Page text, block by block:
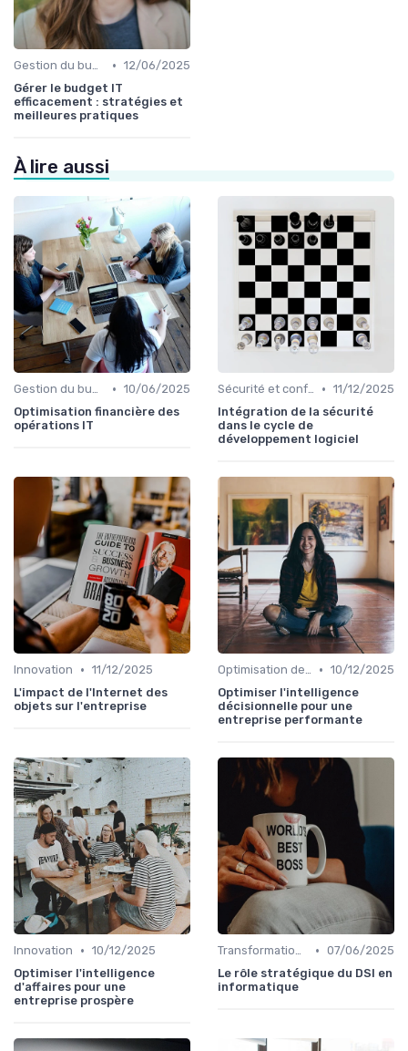
Gestion du budget IT • 12/06/2025
Gérer le budget IT
efficacement : stratégies et
meilleures pratiques
À lire aussi
Gestion du budget IT • 10/06/2025
Optimisation financière des
opérations IT
Sécurité et conformité • 11/12/2025
Intégration de la sécurité
dans le cycle de
développement logiciel
Innovation • 11/12/2025
L'impact de l'Internet des
objets sur l'entreprise
Optimisation des infrastructures IT • 10/12/2025
Optimiser l'intelligence
décisionnelle pour une
entreprise performante
Innovation • 10/12/2025
Optimiser l'intelligence
d'affaires pour une
entreprise prospère
Transformation digitale • 07/06/2025
Le rôle stratégique du DSI en
informatique